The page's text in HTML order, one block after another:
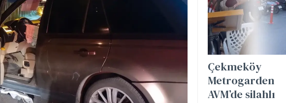
Çekmeköy
Metrogarden
AVM’de silahlı